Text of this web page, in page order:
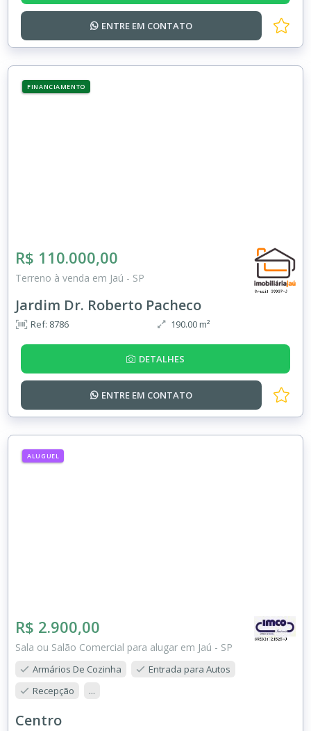
ENTRE EM CONTATO
FINANCIAMENTO
R$ 110.000,00
Terreno à venda em Jaú - SP
Jardim Dr. Roberto Pacheco
Ref: 8786 190.00 m²
DETALHES
ENTRE EM CONTATO
ALUGUEL
R$ 2.900,00
Sala ou Salão Comercial para alugar em Jaú - SP
Armários De Cozinha
Entrada para Autos
Recepção
...
Centro